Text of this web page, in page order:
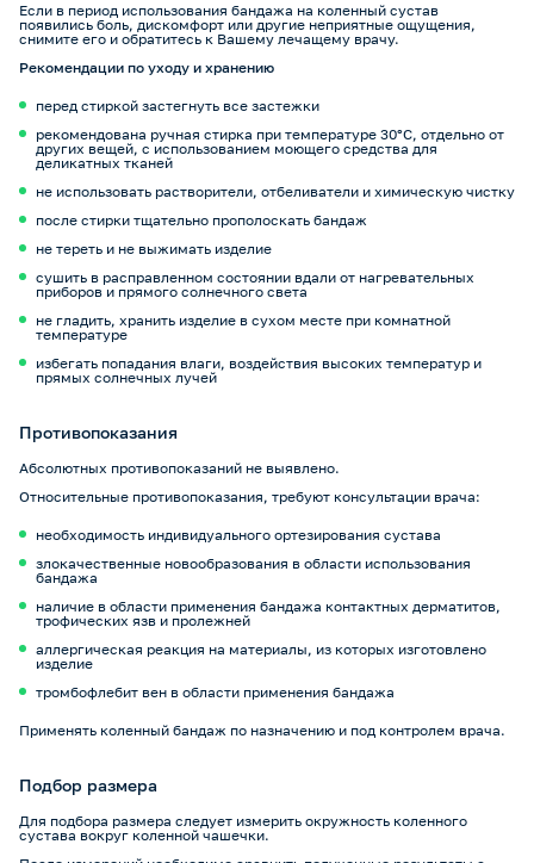
Если в период использования бандажа на коленный сустав
появились боль, дискомфорт или другие неприятные ощущения,
снимите его и обратитесь к Вашему лечащему врачу.
Рекомендации по уходу и хранению
перед стиркой застегнуть все застежки
рекомендована ручная стирка при температуре 30°C, отдельно от
других вещей, с использованием моющего средства для
деликатных тканей
не использовать растворители, отбеливатели и химическую чистку
после стирки тщательно прополоскать бандаж
не тереть и не выжимать изделие
сушить в расправленном состоянии вдали от нагревательных
приборов и прямого солнечного света
не гладить, хранить изделие в сухом месте при комнатной
температуре
избегать попадания влаги, воздействия высоких температур и
прямых солнечных лучей
Противопоказания
Абсолютных противопоказаний не выявлено.
Относительные противопоказания, требуют консультации врача:
необходимость индивидуального ортезирования сустава
злокачественные новообразования в области использования
бандажа
наличие в области применения бандажа контактных дерматитов,
трофических язв и пролежней
аллергическая реакция на материалы, из которых изготовлено
изделие
тромбофлебит вен в области применения бандажа
Применять коленный бандаж по назначению и под контролем врача.
Подбор размера
Для подбора размера следует измерить окружность коленного
сустава вокруг коленной чашечки.